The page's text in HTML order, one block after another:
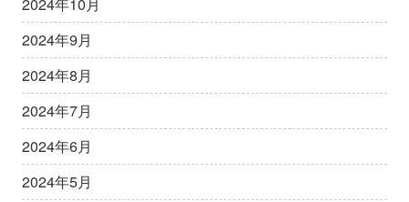
2024年9月
2024年8月
2024年7月
2024年6月
2024年5月